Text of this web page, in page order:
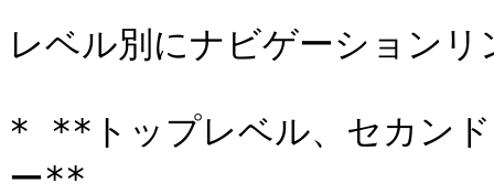
レベル別にナビゲーション
* **トップレベル、セカンド
ー**